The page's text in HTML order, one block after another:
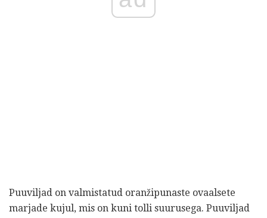
Puuviljad on valmistatud oranžipunaste ovaalsete
marjade kujul, mis on kuni tolli suurusega. Puuviljad